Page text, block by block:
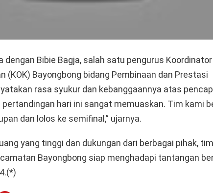
dengan Bibie Bagja, salah satu pengurus Koordinator
(KOK) Bayongbong bidang Pembinaan dan Prestasi
rasa syukur dan kebanggaannya atas
pertandingan hari ini sangat memuaskan. Tim kami
dan lolos ke semifinal,” ujarnya.
yang tinggi dan dukungan dari berbagai pihak,
Bayongbong siap menghadapi tantangan